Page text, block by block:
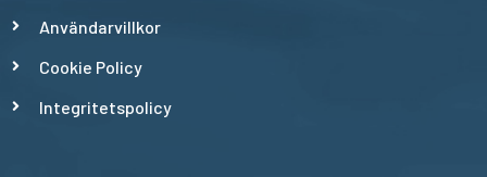
Användarvillkor
Cookie Policy
Integritetspolicy